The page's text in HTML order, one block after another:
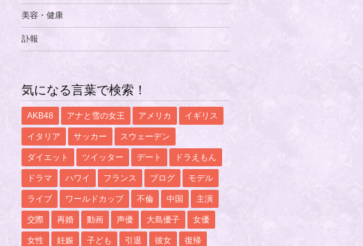
美容・健康
訃報
気になる言葉で検索！
AKB48 アナと雪の女王 アメリカ イギリス
イタリア サッカー スウェーデン
ダイエット ツイッター デート ドラえもん
ドラマ ハワイ フランス ブログ モデル
ライブ ワールドカップ 不倫 中国 主演
交際 再婚 動画 声優 大島優子 女優
女性 妊娠 子ども 引退 彼女 復帰